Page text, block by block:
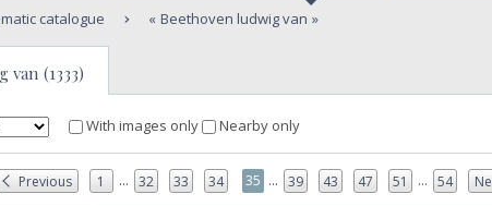
catalogue Beethoven ludwig van
van (1333)
With images only Nearby only
Previous 1 ... 32 33 34 35 ... 39 43 47 51 ... 54